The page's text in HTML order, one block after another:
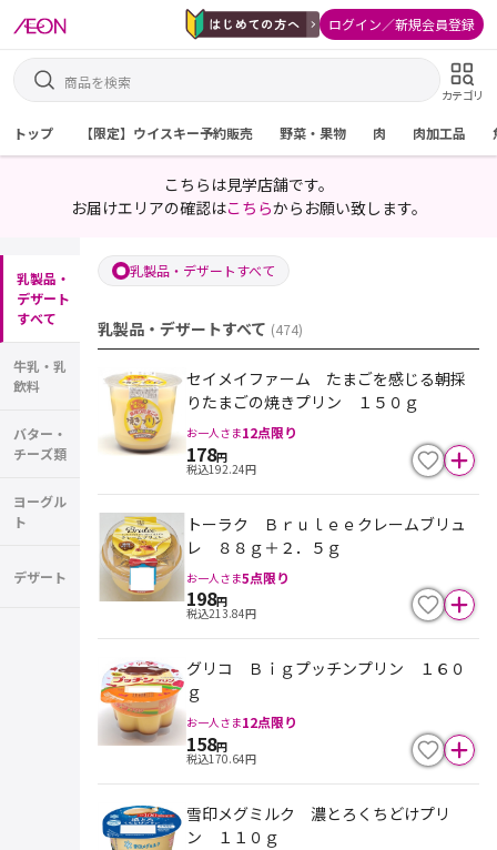
ログイン／新規会員登録
カテゴリ
トップ 【限定】ウイスキー予約販売 野菜・果物 肉 肉加工品
こちらは見学店舗です。
お届けエリアの確認はこちらからお願い致します。
乳製品・
デザート
すべて
牛乳・乳
飲料
バター・
チーズ類
ヨーグル
ト
デザート
乳製品・デザートすべて
乳製品・デザートすべて (474)
セイメイファーム たまごを感じる朝採
りたまごの焼きプリン １５０ｇ
お一人さま12点限り
178円
税込192.24円
トーラク Ｂｒｕｌｅｅクレームブリュ
レ ８８ｇ＋２．５ｇ
お一人さま5点限り
198円
税込213.84円
グリコ Ｂｉｇプッチンプリン １６０
ｇ
お一人さま12点限り
158円
税込170.64円
雪印メグミルク 濃とろくちどけプリ
ン １１０ｇ